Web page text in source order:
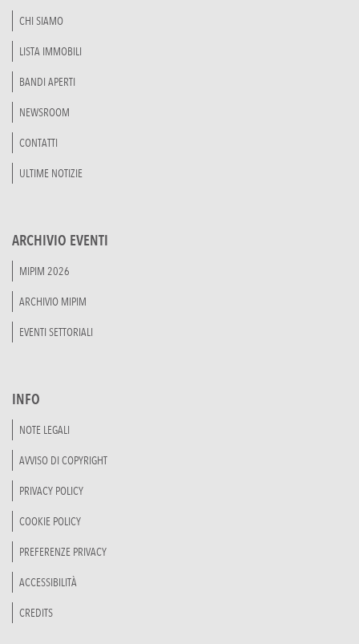
CHI SIAMO
LISTA IMMOBILI
BANDI APERTI
NEWSROOM
CONTATTI
ULTIME NOTIZIE
ARCHIVIO EVENTI
MIPIM 2026
ARCHIVIO MIPIM
EVENTI SETTORIALI
INFO
NOTE LEGALI
AVVISO DI COPYRIGHT
PRIVACY POLICY
COOKIE POLICY
PREFERENZE PRIVACY
ACCESSIBILITÀ
CREDITS